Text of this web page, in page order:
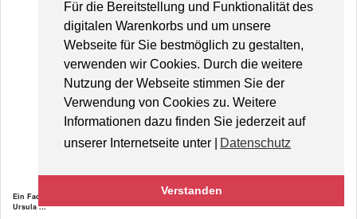
Für die Bereitstellung und Funktionalität des
digitalen Warenkorbs und um unsere
Webseite für Sie bestmöglich zu gestalten,
verwenden wir Cookies. Durch die weitere
Nutzung der Webseite stimmen Sie der
Verwendung von Cookies zu. Weitere
Informationen dazu finden Sie jederzeit auf
unserer Internetseite unter |
Datenschutz
Verstanden
Inklusive Bildungsmomente bei Kindern mit CHARGE-Syndrom
Ein Fachbuch für Pädagogen, Therapeuten, Pädiater, Betroffene und deren Umfeld.
Ursula ...